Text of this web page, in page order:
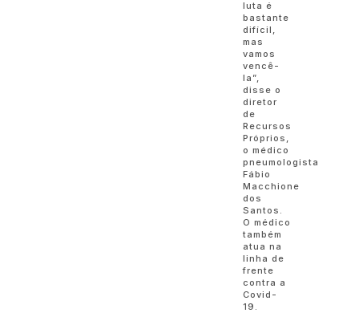
luta é
bastante
difícil,
mas
vamos
vencê-
la”,
disse o
diretor
de
Recursos
Próprios,
o médico
pneumologista
Fábio
Macchione
dos
Santos.
O médico
também
atua na
linha de
frente
contra a
Covid-
19.